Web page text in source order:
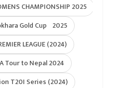
CHAMPIONSHIP 2025
Gold Cup 2025
LEAGUE (2024)
Tour to Nepal 2024
T20I Series (2024)